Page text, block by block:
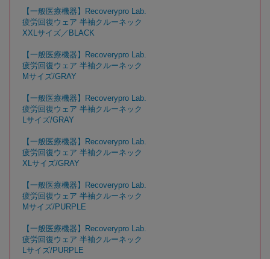
【一般医療機器】Recoverypro Lab.
疲労回復ウェア 半袖クルーネック
XXLサイズ／BLACK
【一般医療機器】Recoverypro Lab.
疲労回復ウェア 半袖クルーネック
Mサイズ/GRAY
【一般医療機器】Recoverypro Lab.
疲労回復ウェア 半袖クルーネック
Lサイズ/GRAY
【一般医療機器】Recoverypro Lab.
疲労回復ウェア 半袖クルーネック
XLサイズ/GRAY
【一般医療機器】Recoverypro Lab.
疲労回復ウェア 半袖クルーネック
Mサイズ/PURPLE
【一般医療機器】Recoverypro Lab.
疲労回復ウェア 半袖クルーネック
Lサイズ/PURPLE